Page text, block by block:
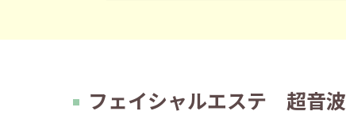
フェイシャルエステ 超音波